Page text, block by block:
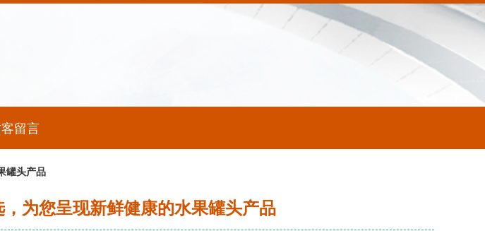
留言
罐头产品
为您呈现新鲜健康的水果罐头产品